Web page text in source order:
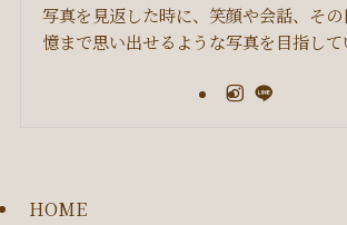
写真を見返した時に、笑顔や会話、そ
憶まで思い出せるような写真を目指して
HOME